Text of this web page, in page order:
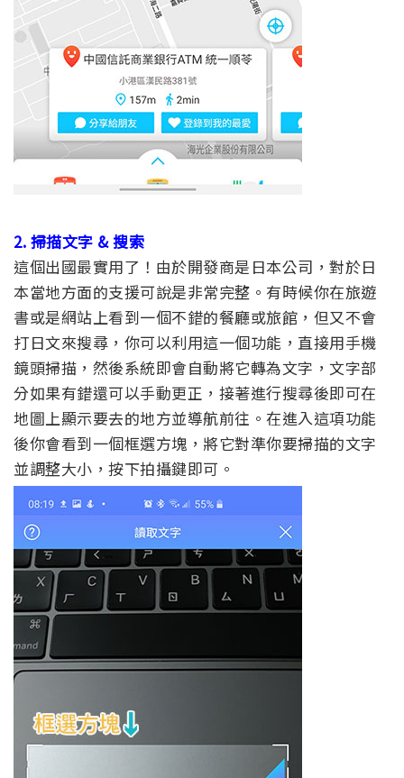
2. 掃描文字 & 搜索
這個出國最實用了！由於開發商是日本公司，對於日
本當地方面的支援可說是非常完整。有時候你在旅遊
書或是網站上看到一個不錯的餐廳或旅館，但又不會
打日文來搜尋，你可以利用這一個功能，直接用手機
鏡頭掃描，然後系統即會自動將它轉為文字，文字部
分如果有錯還可以手動更正，接著進行搜尋後即可在
地圖上顯示要去的地方並導航前往。在進入這項功能
後你會看到一個框選方塊，將它對準你要掃描的文字
並調整大小，按下拍攝鍵即可。